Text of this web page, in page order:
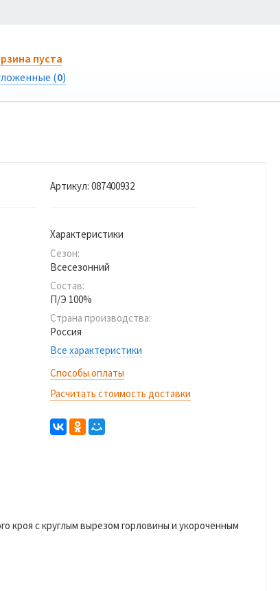
пуста
(0)
Артикул: 087400932
Характеристики
Сезон:
Всесезонний
Состав:
П/Э 100%
Страна производства:
Россия
Все характеристики
Способы оплаты
Расчитать стоимость доставки
кроя с круглым вырезом горловины и укороченным